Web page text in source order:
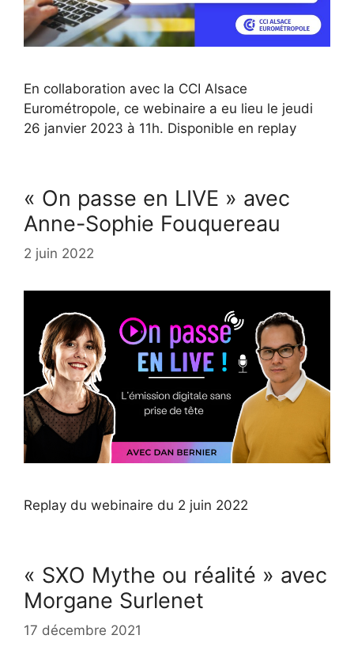
En collaboration avec la CCI Alsace
Eurométropole, ce webinaire a eu lieu le jeudi
26 janvier 2023 à 11h. Disponible en replay
« On passe en LIVE » avec
Anne-Sophie Fouquereau
2 juin 2022
Replay du webinaire du 2 juin 2022
« SXO Mythe ou réalité » avec
Morgane Surlenet
17 décembre 2021